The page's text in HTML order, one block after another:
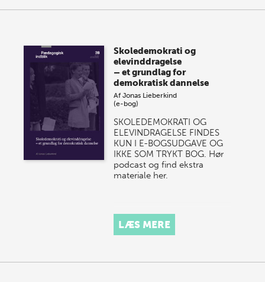
Skoledemokrati og
elevinddragelse
– et grundlag for
demokratisk dannelse
AfJonas Lieberkind
(e-bog)
SKOLEDEMOKRATI OG
ELEVINDRAGELSE FINDES
KUN I E-BOGSUDGAVE OG
IKKE SOM TRYKT BOG. Hør
podcast og find ekstra
materiale her.
LÆS MERE